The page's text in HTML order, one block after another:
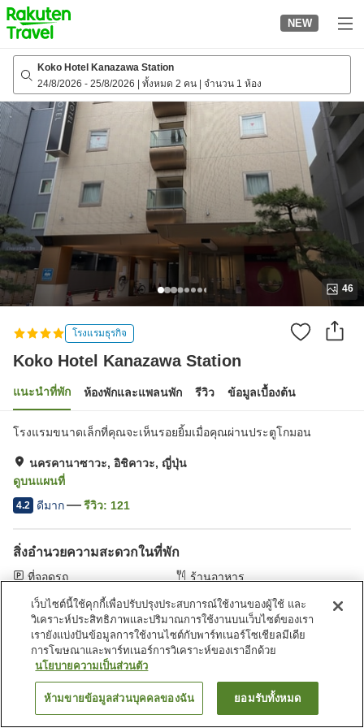
to
top
page
NEW
Koko Hotel Kanazawa Station
24/8/2026 - 25/8/2026 ทั้งหมด 2 คน จำนวน 1 ห้อง
46
โรงแรมธุรกิจ
Koko Hotel Kanazawa Station
แนะนำที่พัก ห้องพักและแพลนพัก รีวิว ข้อมูลเบื้องต้น
โรงแรมขนาดเล็กที่คุณจะเห็นรอยยิ้มเมื่อคุณผ่านประตูโกมอน
นครคานาซาวะ, อิชิคาวะ, ญี่ปุ่น
ดูบนแผนที่
4.2 ดีมาก รีวิว: 121
สิ่งอำนวยความสะดวกในที่พัก
ที่จอดรถ
ร้านอาหาร
หน้าแรก ญี่ปุ่น อิชิคาวะ
นครคานาซาวะ
Koko Hotel Kanazawa Station
ค้นหาห้องพัก
เว็บไซต์นี้ใช้คุกกี้เพื่อปรับปรุงประสบการณ์ใช้งานของผู้ใช้ และ
วิเคราะห์ประสิทธิภาพและปริมาณการใช้งานบนเว็บไซต์ของเรา
เรายังแบ่งปันข้อมูลการใช้งานไซต์กับพาร์ทเนอร์โซเชียลมีเดีย
การโฆษณาและพาร์ทเนอร์การวิเคราะห์ของเราอีกด้วย
นโยบายความเป็นส่วนตัว
ห้ามขายข้อมูลส่วนบุคคลของฉัน ยอมรับทั้งหมด